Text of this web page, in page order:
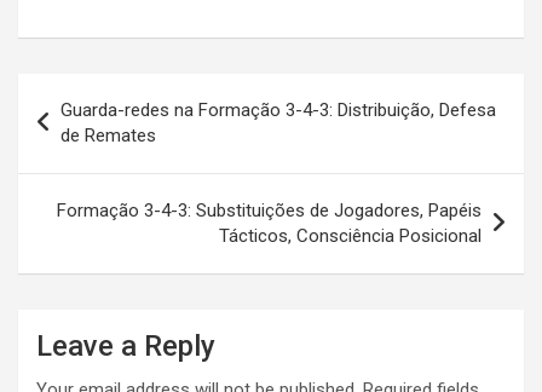
navigation
Guarda-redes na Formação 3-4-3: Distribuição, Defesa
de Remates
Formação 3-4-3: Substituições de Jogadores, Papéis
Tácticos, Consciência Posicional
Leave a Reply